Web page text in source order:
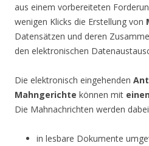
aus einem vorbereiteten
wenigen Klicks die Erstellung von
Datensätzen und deren
den elektronischen
Die elektronisch eingehenden
Mahngerichte können mit
Die Mahnachrichten werden
in lesbare Dokumente